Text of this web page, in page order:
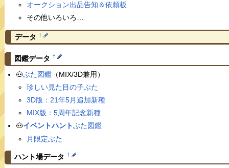
オークション出品告知＆依頼板
その他いろいろ…
データ †
図鑑データ †
🐽ぶた図鑑（MIX/3D兼用）
珍しい見た目の子ぶた
3D版：21年5月追加新種
MIX版：5周年記念新種
🐽イベントハントぶた図鑑
月限定ぶた
ハント場データ †